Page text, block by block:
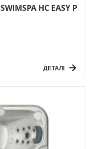
HC EASY P
ДЕТАЛІ